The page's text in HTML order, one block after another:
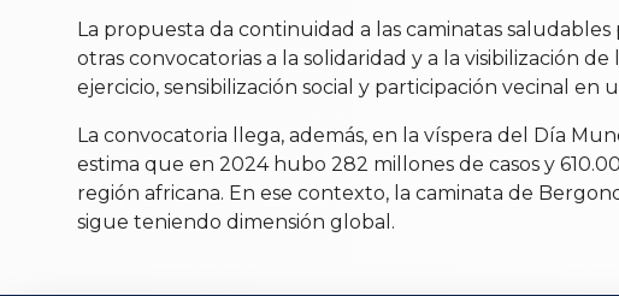
La propuesta da continuidad a las caminatas
otras convocatorias a la solidaridad y a la visibilización
ejercicio, sensibilización social y participación vecinal
La convocatoria llega, además, en la víspera del Día
estima que en 2024 hubo 282 millones de casos y
región africana. En ese contexto, la caminata de
sigue teniendo dimensión global.